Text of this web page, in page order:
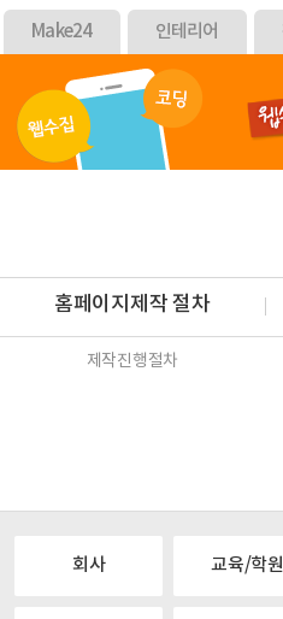
Make24 인테리어
홈페이지제작 절차
제작진행절차
회사 교육/학원